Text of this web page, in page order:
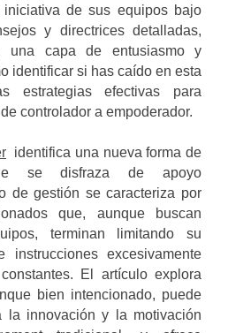
de sus equipos bajo
y directrices detalladas,
una capa de entusiasmo y
identificar si has caído en esta
estrategias efectivas para
controlador a empoderador.
identifica una nueva forma de
se disfraza de apoyo
de gestión se caracteriza por
que, aunque buscan
terminan limitando su
excesivamente
El artículo explora
bien intencionado, puede
la innovación y la motivación